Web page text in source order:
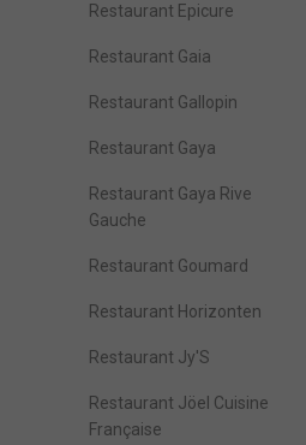
Restaurant Epicure
Restaurant Gaia
Restaurant Gallopin
Restaurant Gaya
Restaurant Gaya Rive
Gauche
Restaurant Goumard
Restaurant Horizonten
Restaurant Jy'S
Restaurant Jöel Cuisine
Française